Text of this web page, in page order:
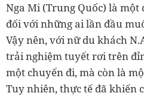
Nga Mi (Trung Quốc) là một
đối với những ai lần đầu
Vậy nên, với nữ du khách
trải nghiệm tuyết rơi trên
một chuyến đi, mà còn là
Tuy nhiên, thực tế đã khiến